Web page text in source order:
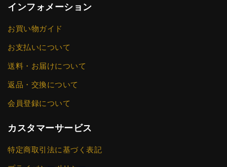
インフォメーション
お買い物ガイド
お支払いについて
送料・お届けについて
返品・交換について
会員登録について
カスタマーサービス
特定商取引法に基づく表記